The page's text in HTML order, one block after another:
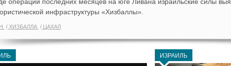
инфраструктуры «Хизбаллы».
ХИЗБАЛЛА ЦАХАЛ
ИЗРАИЛЬ